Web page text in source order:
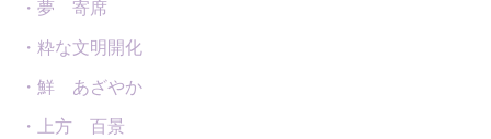
・夢 寄席
・粋な文明開化
・鮮 あざやか
・上方 百景